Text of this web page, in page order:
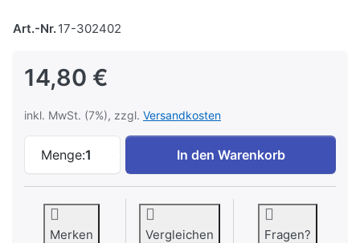
Art.-Nr.17-302402
14,80 €
inkl. MwSt. (7%), zzgl. Versandkosten
Menge:1
Eisenbahn KLASSIK - 13 Sommer 2024
In den Warenkorb
Merken Vergleichen Fragen?